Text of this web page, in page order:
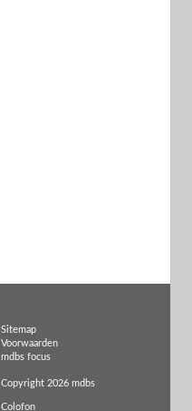
Sitemap
Voorwaarden
mdbs focus
Copyright 2026 mdbs
Colofon